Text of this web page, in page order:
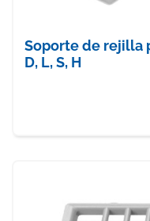
Soporte de rejilla
D, L, S, H